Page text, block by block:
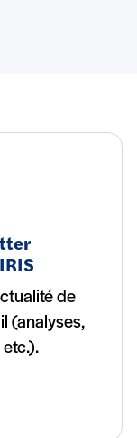
de
(analyses,